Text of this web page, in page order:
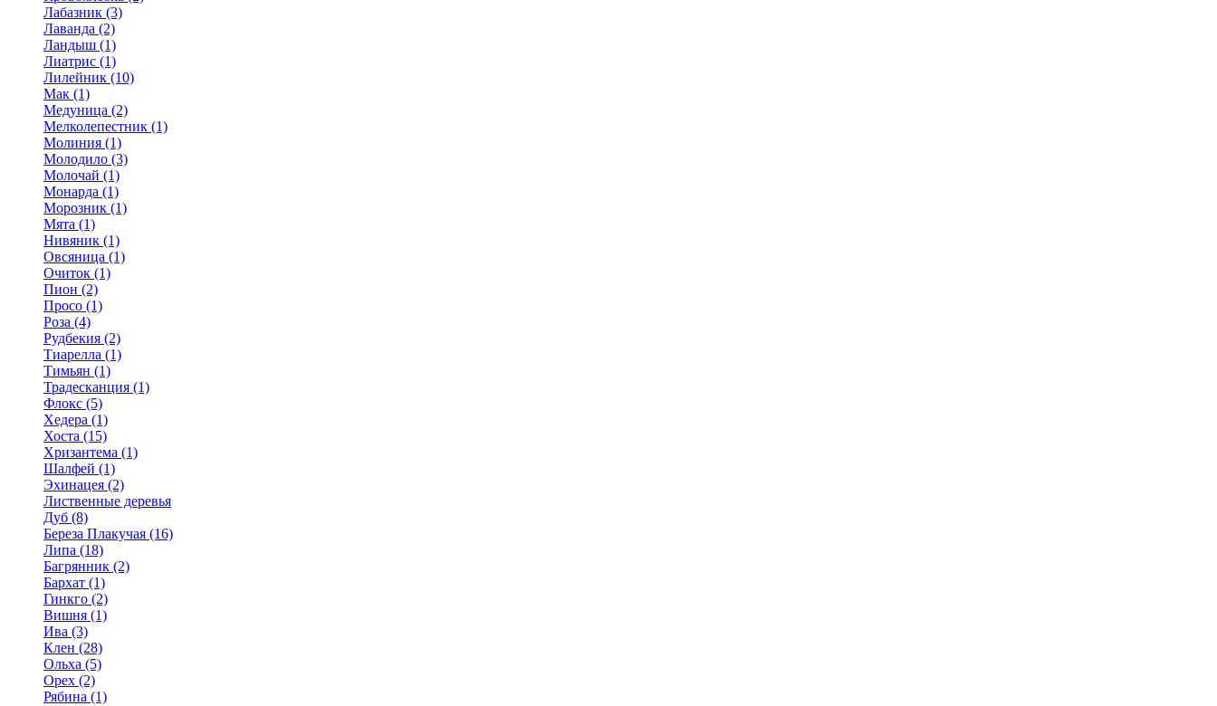
Лабазник (3)
Лаванда (2)
Ландыш (1)
Лиатрис (1)
Лилейник (10)
Мак (1)
Медуница (2)
Мелколепестник (1)
Молиния (1)
Молодило (3)
Молочай (1)
Монарда (1)
Морозник (1)
Мята (1)
Нивяник (1)
Овсяница (1)
Очиток (1)
Пион (2)
Просо (1)
Роза (4)
Рудбекия (2)
Тиарелла (1)
Тимьян (1)
Традесканция (1)
Флокс (5)
Хедера (1)
Хоста (15)
Хризантема (1)
Шалфей (1)
Эхинацея (2)
Лиственные деревья
Дуб (8)
Береза Плакучая (16)
Липа (18)
Багрянник (2)
Бархат (1)
Гинкго (2)
Вишня (1)
Ива (3)
Клен (28)
Ольха (5)
Орех (2)
Рябина (1)